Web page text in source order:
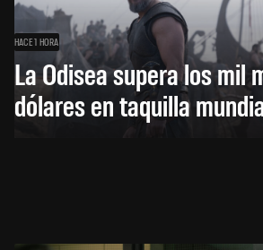
HACE 1 HORA
La Odisea supera los mil
dólares en taquilla